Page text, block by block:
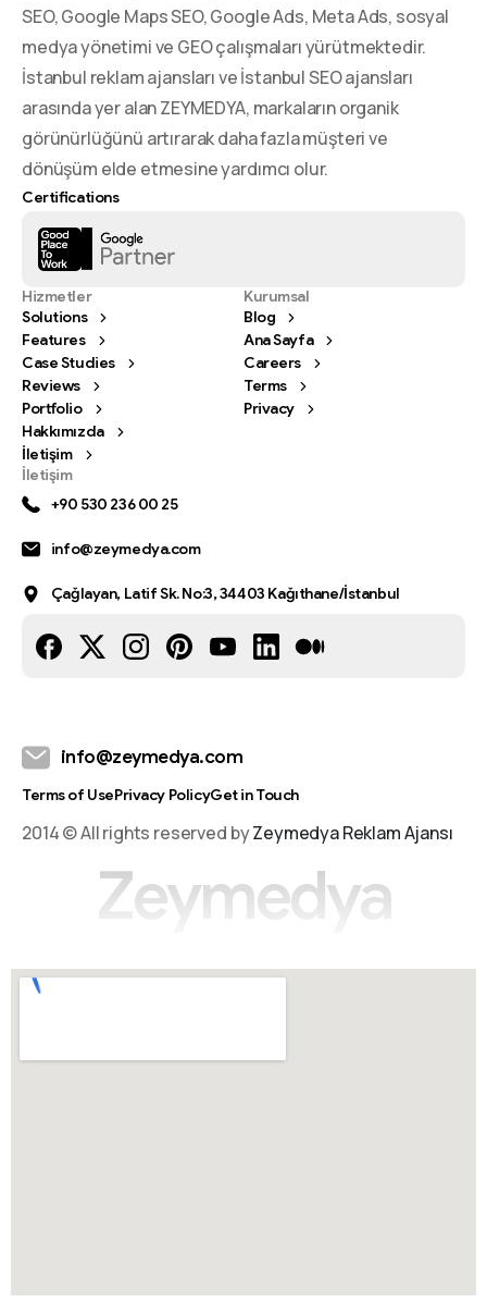
SEO, Google Maps SEO, Google Ads, Meta Ads, sosyal
medya yönetimi ve GEO çalışmaları yürütmektedir.
İstanbul reklam ajansları ve İstanbul SEO ajansları
arasında yer alan ZEYMEDYA, markaların organik
görünürlüğünü artırarak daha fazla müşteri ve
dönüşüm elde etmesine yardımcı olur.
Certifications
Hizmetler
Solutions
Features
Case Studies
Reviews
Portfolio
Hakkımızda
İletişim
Kurumsal
Blog
Ana Sayfa
Careers
Terms
Privacy
İletişim
+90 530 236 00 25
info@zeymedya.com
Çağlayan, Latif Sk. No:3, 34403 Kağıthane/İstanbul
info@zeymedya.com
Terms of UsePrivacy PolicyGet in Touch
2014 © All rights reserved byZeymedya Reklam Ajansı
Zeymedya